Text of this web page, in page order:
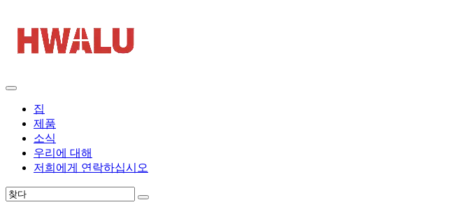
집
제품
소식
우리에 대해
저희에게 연락하십시오